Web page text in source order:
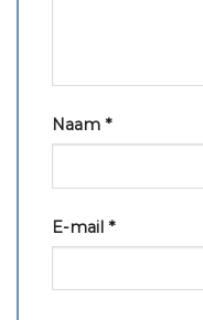
Naam *
E-mail *